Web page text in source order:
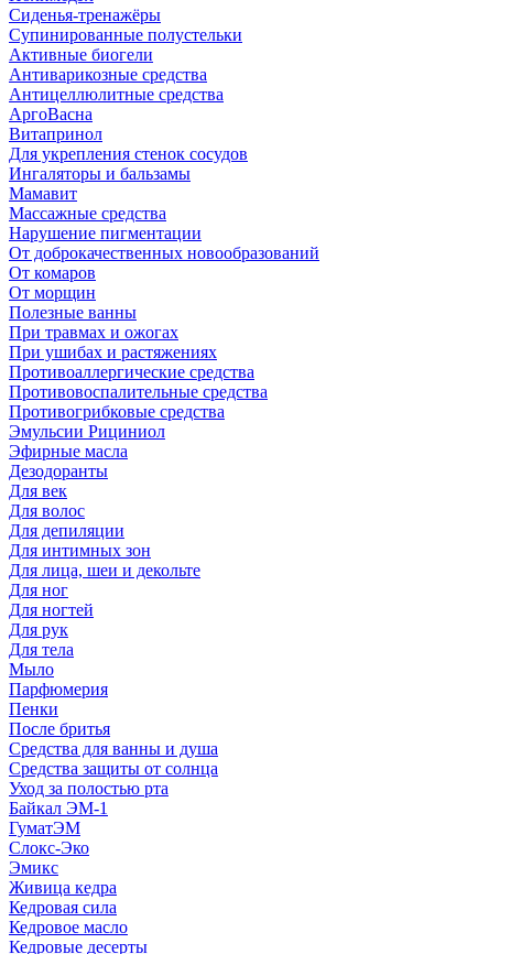
Сиденья-тренажёры
Супинированные полустельки
Активные биогели
Антиварикозные средства
Антицеллюлитные средства
АргоВасна
Витапринол
Для укрепления стенок сосудов
Ингаляторы и бальзамы
Мамавит
Массажные средства
Нарушение пигментации
От доброкачественных новообразований
От комаров
От морщин
Полезные ванны
При травмах и ожогах
При ушибах и растяжениях
Противоаллергические средства
Противовоспалительные средства
Противогрибковые средства
Эмульсии Рициниол
Эфирные масла
Дезодоранты
Для век
Для волос
Для депиляции
Для интимных зон
Для лица, шеи и декольте
Для ног
Для ногтей
Для рук
Для тела
Мыло
Парфюмерия
Пенки
После бритья
Средства для ванны и душа
Средства защиты от солнца
Уход за полостью рта
Байкал ЭМ-1
ГуматЭМ
Слокс-Эко
Эмикс
Живица кедра
Кедровая сила
Кедровое масло
Кедровые десерты